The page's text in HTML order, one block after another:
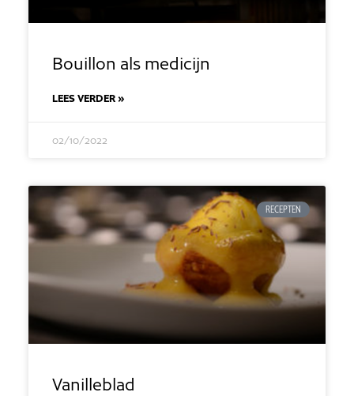
Bouillon als medicijn
LEES VERDER »
02/10/2022
RECEPTEN
Vanilleblad